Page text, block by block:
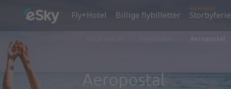
Fly+Hotel Billige flybilletter
Fly+Hotel
Storbyferie
Aeropostal